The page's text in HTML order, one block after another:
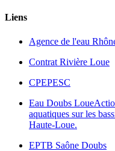
Liens
Agence de l'eau
Contrat Rivière Loue
CPEPESC
Eau Doubs Loue
aquatiques sur les
Haute-Loue.
EPTB Saône Doubs